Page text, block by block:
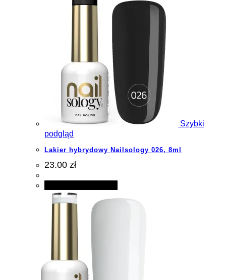
Szybki
podgląd
Lakier hybrydowy Nailsology 026, 8ml
23.00 zł